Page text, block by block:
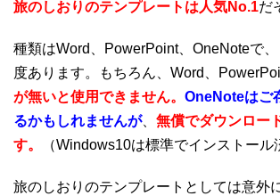
旅のしおりのテンプレートは人気No.1だ
種類はWord、PowerPoint、OneNoteで
度あります。もちろん、Word、
が無いと使用できません。 OneNoteはご
るかもしれませんが、 無償でダウンロー
す。
（Windows10は標準でインストール
旅のしおりのテンプレートとしては意外